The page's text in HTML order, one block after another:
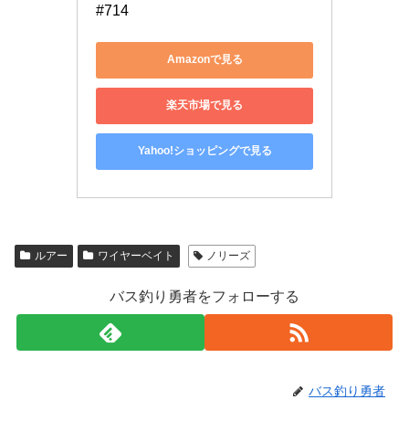
#714
Amazonで見る
楽天市場で見る
Yahoo!ショッピングで見る
ルアー ワイヤーベイト ノリーズ
バス釣り勇者をフォローする
バス釣り勇者